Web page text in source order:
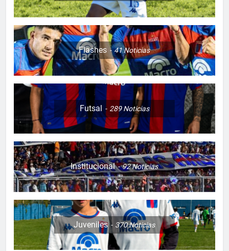
Flashes 41Noticias
Futsal 289Noticias
Institucional 92Noticias
Juveniles 370Noticias